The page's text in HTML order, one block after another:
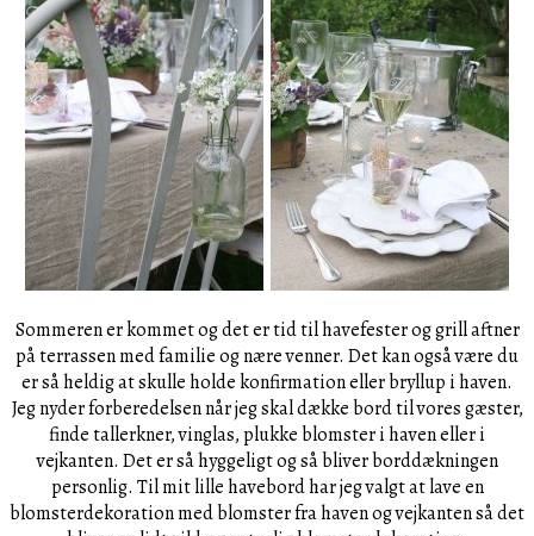
Sommeren er kommet og det er tid til havefester og grill aftner
på terrassen med familie og nære venner. Det kan også være du
er så heldig at skulle holde konfirmation eller bryllup i haven.
Jeg nyder forberedelsen når jeg skal dække bord til vores gæster,
finde tallerkner, vinglas, plukke blomster i haven eller i
vejkanten. Det er så hyggeligt og så bliver borddækningen
personlig. Til mit lille havebord har jeg valgt at lave en
blomsterdekoration med blomster fra haven og vejkanten så det